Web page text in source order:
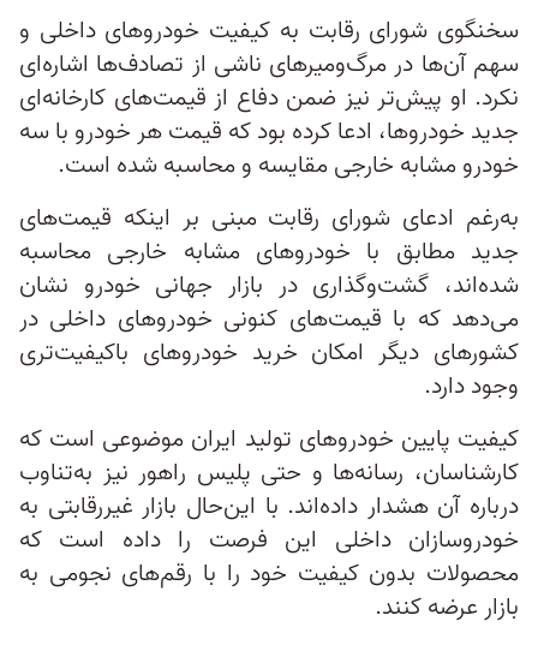
سخنگوی شورای رقابت به کیفیت خودرو‌های داخلی و
سهم آن‌ها در مرگ‌ومیر‌های ناشی از تصادف‌ها اشاره‌ای
نکرد. او پیش‌تر نیز ضمن دفاع از قیمت‌های کارخانه‌ای
جدید خودرو‌ها، ادعا کرده بود که قیمت هر خودرو با سه
خودرو مشابه خارجی مقایسه و محاسبه شده است.
به‌رغم ادعای شورای رقابت مبنی بر اینکه قیمت‌های
جدید مطابق با خودرو‌های مشابه خارجی محاسبه
شده‌اند، گشت‌وگذاری در بازار جهانی خودرو نشان
می‌دهد که با قیمت‌های کنونی خودرو‌های داخلی در
کشور‌های دیگر امکان خرید خودرو‌های باکیفیت‌تری
وجود دارد.
کیفیت پایین خودرو‌های تولید ایران موضوعی است که
کارشناسان، رسانه‌ها و حتی پلیس راهور نیز به‌تناوب
درباره آن هشدار داده‌اند. با این‌حال بازار غیررقابتی به
خودروسازان داخلی این فرصت را داده است که
محصولات بدون کیفیت خود را با رقم‌های نجومی به
بازار عرضه کنند.